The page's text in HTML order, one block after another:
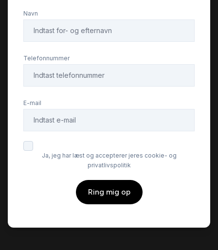
Fartpilot
Fuldautomatisk klimaanlæg
Højdejusterbart førersæde
Infocenter
Kabinevarmer
Navn
Telefonnummer
E-mail
Ja, jeg har læst og accepterer jeres cookie- og
privatlivspolitik
Ring mig op